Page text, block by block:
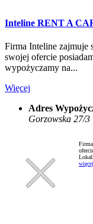
Inteline RENT A
Firma Inteline zajmuje
swojej ofercie
wypożyczamy na...
Więcej
Adres
Gorzowska 27/
więcej